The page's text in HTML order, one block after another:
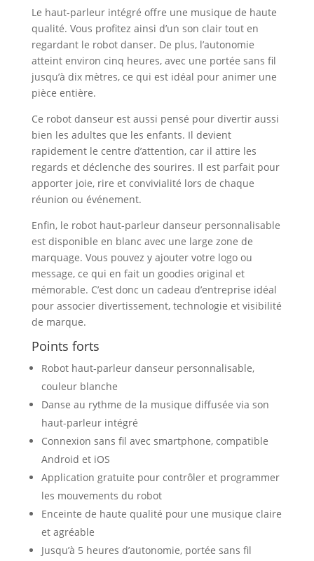
Le haut-parleur intégré offre une musique de haute
qualité. Vous profitez ainsi d’un son clair tout en
regardant le robot danser. De plus, l’autonomie
atteint environ cinq heures, avec une portée sans fil
jusqu’à dix mètres, ce qui est idéal pour animer une
pièce entière.
Ce robot danseur est aussi pensé pour divertir aussi
bien les adultes que les enfants. Il devient
rapidement le centre d’attention, car il attire les
regards et déclenche des sourires. Il est parfait pour
apporter joie, rire et convivialité lors de chaque
réunion ou événement.
Enfin, le robot haut-parleur danseur personnalisable
est disponible en blanc avec une large zone de
marquage. Vous pouvez y ajouter votre logo ou
message, ce qui en fait un goodies original et
mémorable. C’est donc un cadeau d’entreprise idéal
pour associer divertissement, technologie et visibilité
de marque.
Points forts
Robot haut-parleur danseur personnalisable,
couleur blanche
Danse au rythme de la musique diffusée via son
haut-parleur intégré
Connexion sans fil avec smartphone, compatible
Android et iOS
Application gratuite pour contrôler et programmer
les mouvements du robot
Enceinte de haute qualité pour une musique claire
et agréable
Jusqu’à 5 heures d’autonomie, portée sans fil